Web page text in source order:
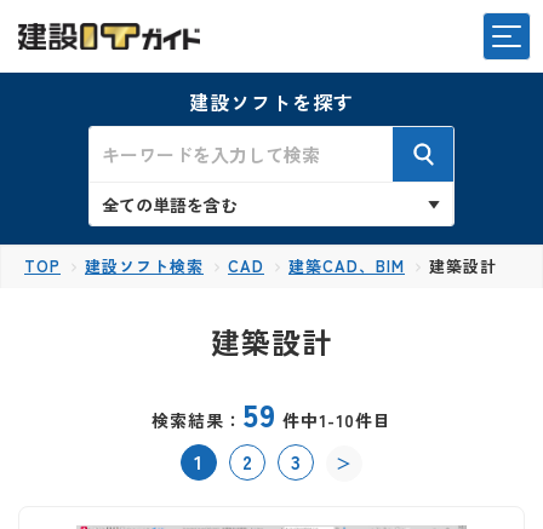
建設ソフトを探す
TOP 建設ソフト検索 CAD 建築CAD、BIM 建築設計
建築設計
検索結果： 59 件中1-10件目
1 2 3 ＞